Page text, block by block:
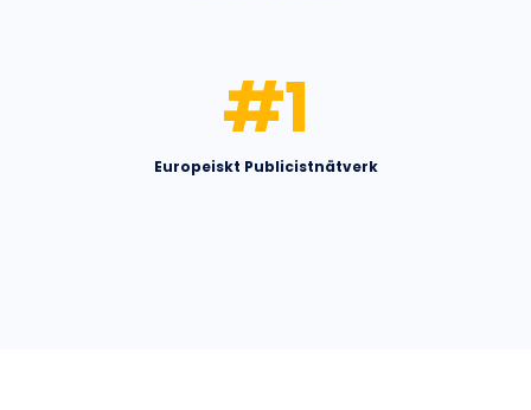
Europeiskt Publicistnätverk
#1